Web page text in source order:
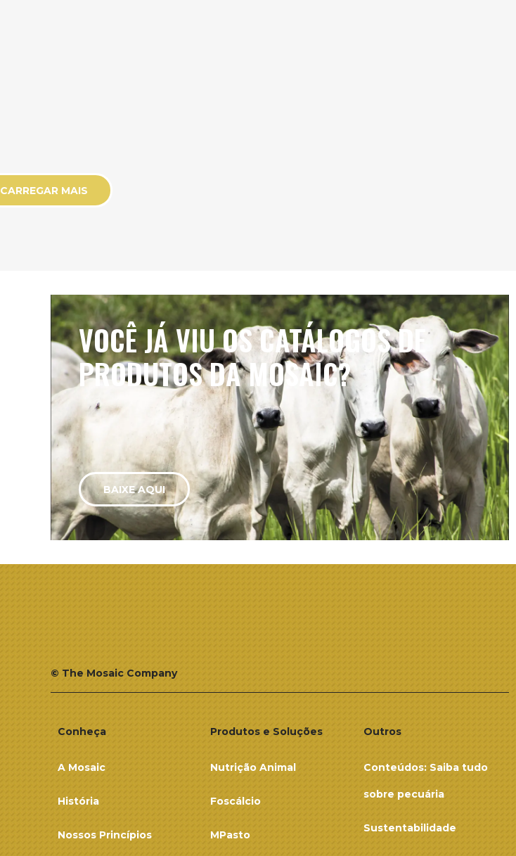
CARREGAR MAIS
VOCÊ JÁ VIU OS CATÁLOGOS DE
PRODUTOS DA MOSAIC?
BAIXE AQUI
© The Mosaic Company
Conheça
A Mosaic
História
Nossos Princípios
Produtos e Soluções
Nutrição Animal
Foscálcio
MPasto
Outros
Conteúdos: Saiba tudo
sobre pecuária
Sustentabilidade